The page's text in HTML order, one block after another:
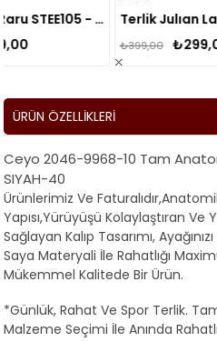
Grand Wolf Raru STEE105 - Unisex Jora Terlik
Terlik Julıan
₺299,00
ÜRÜN ÖZELLIKLERI
Ceyo 2046-9968-10 Tam
SIYAH-40
Ürünlerimiz Ve
Yapısı,Yürüyüşü Kolaylaştıran Ve
Sağlayan Kalıp Tasarımı,
Saya Materyali İle Rahatlığı
Mükemmel Kalitede Bir Ürün.
*Günlük, Rahat Ve Spor Terlik.
Malzeme Seçimi İle Anında